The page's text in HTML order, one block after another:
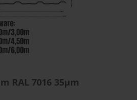
RAL 7016 35µm